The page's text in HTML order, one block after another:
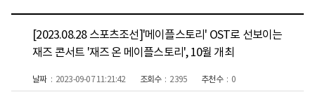
[2023.08.28 스포츠조선]'메이플스토리' OST로 선보이는
재즈 콘서트 '재즈 온 메이플스토리', 10월 개최
날짜 2023-09-07 11:21:42 조회수 2395 추천수 0